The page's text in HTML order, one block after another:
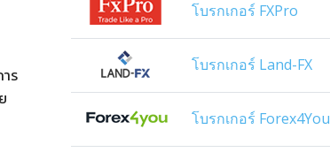
ร
โบรกเกอร์ FXPro
โบรกเกอร์ Land-FX
โบรกเกอร์ Forex4You